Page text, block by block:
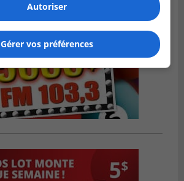
Autoriser
Gérer vos préférences